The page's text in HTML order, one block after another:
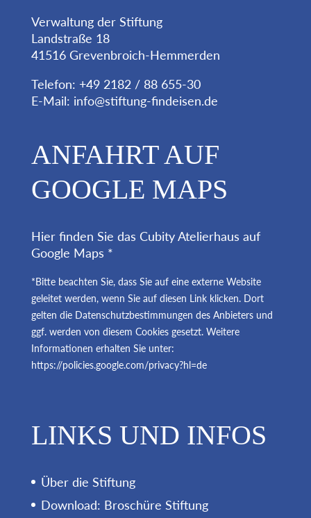
Verwaltung der Stiftung
Landstraße 18
41516 Grevenbroich-Hemmerden
Telefon: +49 2182 / 88 655-30
E-Mail: info@stiftung-findeisen.de
ANFAHRT AUF
GOOGLE MAPS
Hier finden Sie das Cubity Atelierhaus auf
Google Maps *
*Bitte beachten Sie, dass Sie auf eine externe Website
geleitet werden, wenn Sie auf diesen Link klicken. Dort
gelten die Datenschutzbestimmungen des Anbieters und
ggf. werden von diesem Cookies gesetzt. Weitere
Informationen erhalten Sie unter:
https://policies.google.com/privacy?hl=de
LINKS UND INFOS
Über die Stiftung
Download: Broschüre Stiftung